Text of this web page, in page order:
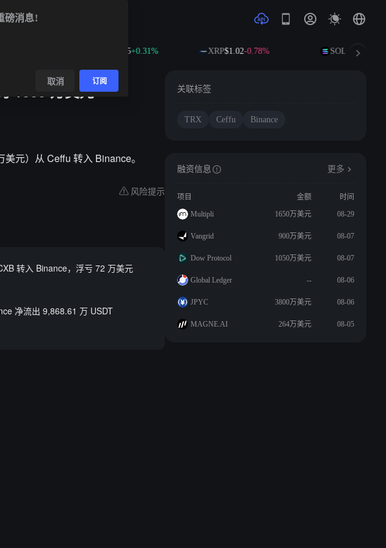
+0.31% XRP$1.02-0.78% SOL$73.83
1303 万美元
元）从 Ceffu 转入 Binance。
风险提示
转入 Binance，浮亏 72 万美元
净流出 9,868.61 万 USDT
关联标签
TRX Ceffu Binance
融资信息 更多
项目 金额
时间
Multipli
1650万美元 08-29
Vangrid 900万美元 08-07
Dow Protocol 1050万美元 08-07
Global Ledger -- 08-06
JPYC 3800万美元 08-06
MAGNE.AI 264万美元 08-05
磅消息!
取消 订阅